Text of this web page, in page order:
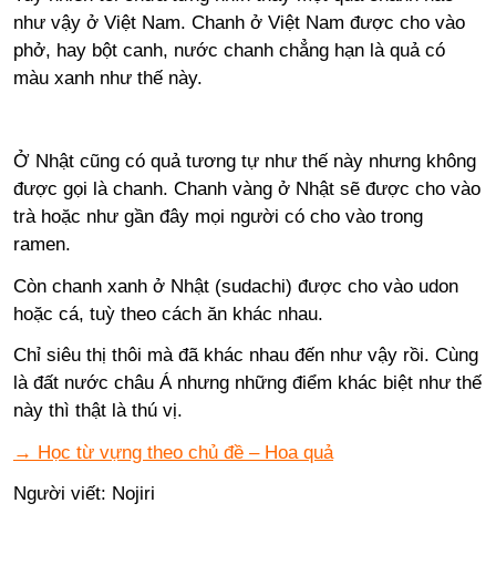
như vậy ở Việt Nam. Chanh ở Việt Nam được cho vào
phở, hay bột canh, nước chanh chẳng hạn là quả có
màu xanh như thế này.
Ở Nhật cũng có quả tương tự như thế này nhưng không
được gọi là chanh. Chanh vàng ở Nhật sẽ được cho vào
trà hoặc như gần đây mọi người có cho vào trong
ramen.
Còn chanh xanh ở Nhật (sudachi) được cho vào udon
hoặc cá, tuỳ theo cách ăn khác nhau.
Chỉ siêu thị thôi mà đã khác nhau đến như vậy rồi. Cùng
là đất nước châu Á nhưng những điểm khác biệt như thế
này thì thật là thú vị.
→ Học từ vựng theo chủ đề – Hoa quả
Người viết: Nojiri